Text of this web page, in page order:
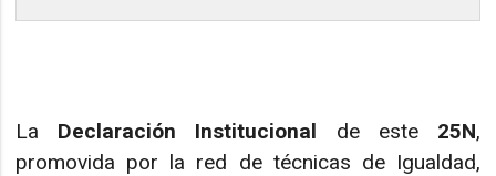
La Declaración Institucional de este 25N,
promovida por la red de técnicas de Igualdad,